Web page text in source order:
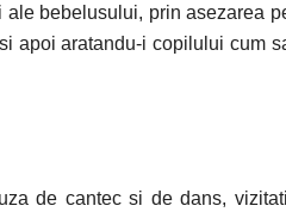
ale bebelusului, prin asezarea
apoi aratandu-i copilului cum
de cantec si de dans,